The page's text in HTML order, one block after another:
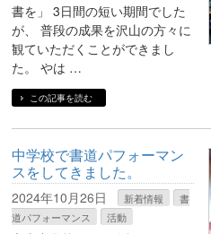
書を」 3日間の短い期間でした
が、 普段の成果を沢山の方々に
観ていただくことができまし
た。 やは …
この記事を読む
中学校で書道パフォーマン
スをしてきました。
2024年10月26日 新着情報
書
道パフォーマンス
活動